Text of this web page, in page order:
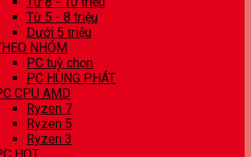
Từ 5 - 8 triệu
Dưới 5 triệu
NHÓM
PC tuỳ chọn
PC HÙNG PHÁT
CPU AMD
Ryzen 7
Ryzen 5
Ryzen 3